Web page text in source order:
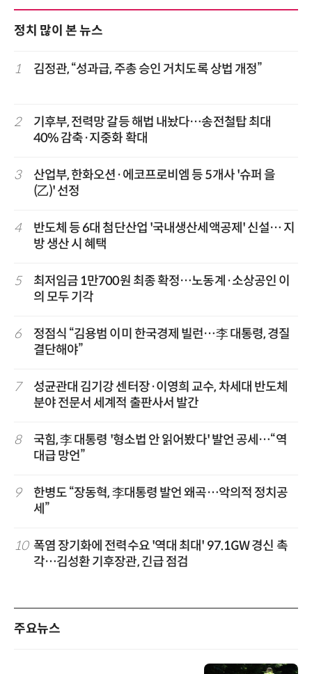
정치 많이 본 뉴스
1 김정관, “성과급, 주총 승인 거치도록 상법 개정”
2
기후부, 전력망 갈등 해법 내놨다…송전철탑 최대
40% 감축·지중화 확대
3
산업부, 한화오션·에코프로비엠 등 5개사 '슈퍼 을
(乙)' 선정
4
반도체 등 6대 첨단산업 '국내생산세액공제' 신설… 지
방 생산 시 혜택
5
최저임금 1만700원 최종 확정…노동계·소상공인 이
의 모두 기각
6
정점식 “김용범 이미 한국경제 빌런…李 대통령, 경질
결단해야”
7
성균관대 김기강 센터장·이영희 교수, 차세대 반도체
분야 전문서 세계적 출판사서 발간
8
국힘, 李 대통령 '형소법 안 읽어봤다' 발언 공세…“역
대급 망언”
9
한병도 “장동혁, 李대통령 발언 왜곡…악의적 정치공
세”
10 폭염 장기화에 전력수요 '역대 최대' 97.1GW 경신 촉
각…김성환 기후장관, 긴급 점검
주요뉴스